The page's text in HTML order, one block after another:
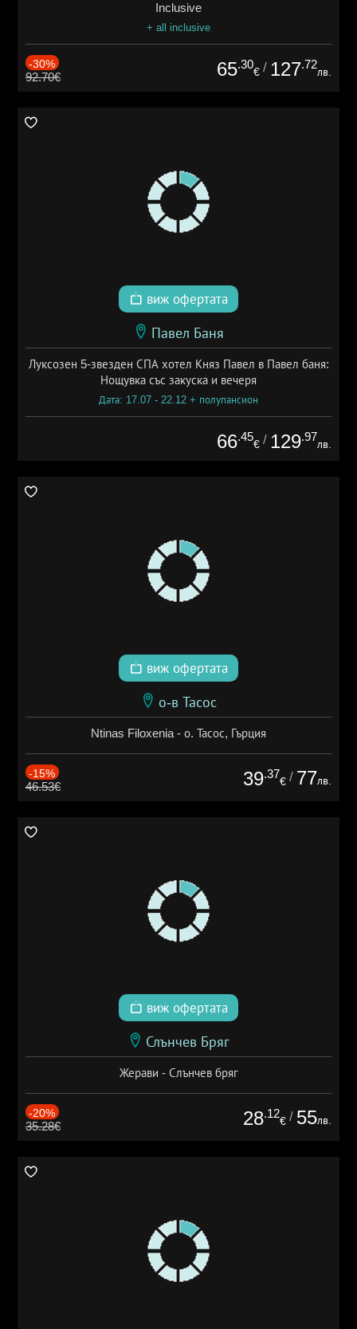
Inclusive
+ all inclusive
-30%
92.70€ 65.30
€ / 127.72
лв.
виж офертата
Павел Баня
Луксозен 5-звезден СПА хотел Княз Павел в Павел баня:
Нощувка със закуска и вечеря
Дата: 17.07 - 22.12 + полупансион
66.45
€ / 129.97
лв.
виж офертата
о-в Тасос
Ntinas Filoxenia - о. Тасос, Гърция
-15%
46.53€ 39.37
€ / 77лв.
виж офертата
Слънчев Бряг
Жерави - Слънчев бряг
-20%
35.28€ 28.12
€ / 55лв.